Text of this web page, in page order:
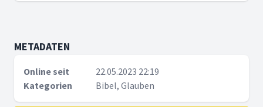
METADATEN
Online seit
22.05.2023 22:19
Kategorien
Bibel, Glauben